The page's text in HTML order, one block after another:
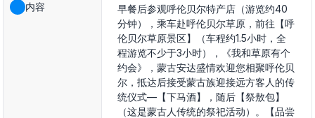
内容
早餐后参观呼伦贝尔特产店（游览约40
分钟），乘车赴呼伦贝尔草原，前往【呼
伦贝尔草原景区】（车程约1.5小时，全
程游览不少于3小时），《我和草原有个
约会》，蒙古安达盛情欢迎您相聚呼伦贝
尔，抵达后接受蒙古族迎接远方客人的传
统仪式—【下马酒】，随后【祭敖包】
（这是蒙古人传统的祭祀活动）。【品尝